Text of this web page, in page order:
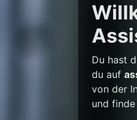
Du hast
du auf
von der
und